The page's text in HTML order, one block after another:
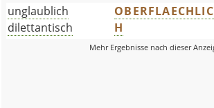
unglaublich
dilettantisch
OBERFLAECHLIC
H